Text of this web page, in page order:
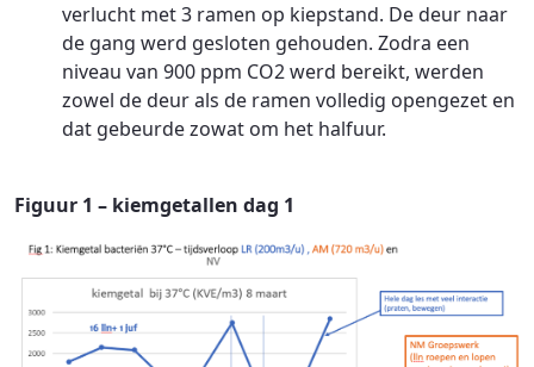
verlucht met 3 ramen op kiepstand. De deur naar
de gang werd gesloten gehouden. Zodra een
niveau van 900 ppm CO2 werd bereikt, werden
zowel de deur als de ramen volledig opengezet en
dat gebeurde zowat om het halfuur.
Figuur 1 – kiemgetallen dag 1